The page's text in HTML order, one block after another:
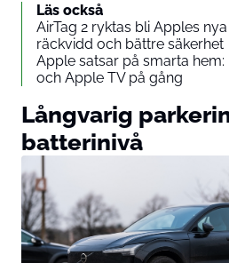
Läs också
AirTag 2 ryktas bli Apples
räckvidd och bättre säkerhet
Apple satsar på smarta
och Apple TV på gång
Långvarig
batterinivå